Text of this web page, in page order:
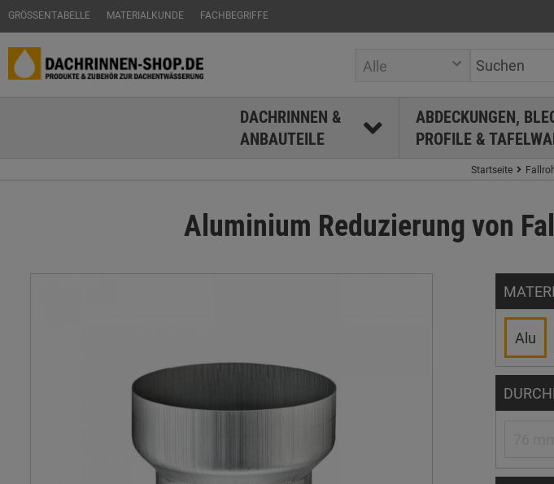
GRÖSSENTABELLE MATERIALKUNDE FACHBEGRIFFE
Alle
DACHRINNEN &
ANBAUTEILE
ABDECKUNGEN,
PROFILE &
Startseite
Aluminium Reduzierung von
Alu